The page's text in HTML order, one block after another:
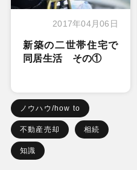
2017年04月06日
新築の二世帯住宅で
同居生活 その①
ノウハウ/how to
不動産売却 相続
知識